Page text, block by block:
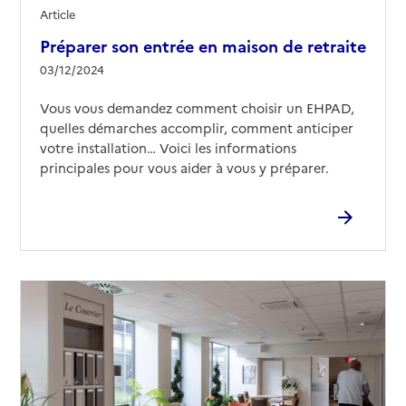
Source des données : Finess n° 020007290
EHPAD Notre-Dame
02100-Saint-Quentin
03 23 64 03 13
Voir les prix et prestations
Mis à jour le : 09/03/2026
EHPAD Tiers Temps
Adresse
27 rue d'Isle
02100-Saint-Quentin
Préparer son entrée en maison de retraite
03/12/2024
Article
Vous vous demandez comment choisir un EHPAD,
quelles démarches accomplir, comment anticiper
votre installation… Voici les informations
principales pour vous aider à vous y préparer.